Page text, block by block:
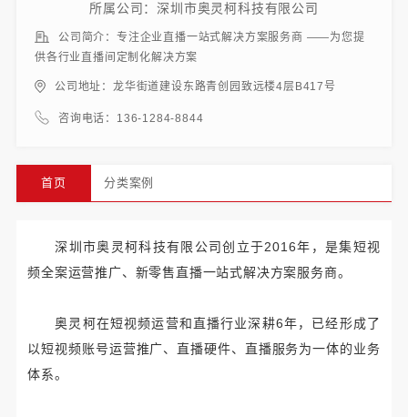
所属公司：深圳市奥灵柯科技有限公司
公司简介：专注企业直播一站式解决方案服务商 ——为您提
供各行业直播间定制化解决方案
公司地址：龙华街道建设东路青创园致远楼4层B417号
咨询电话：136-1284-8844
首页 分类案例
深圳市奥灵柯科技有限公司创立于2016年，是集短视
频全案运营推广、新零售直播一站式解决方案服务商。
奥灵柯在短视频运营和直播行业深耕6年，已经形成了
以短视频账号运营推广、直播硬件、直播服务为一体的业务
体系。